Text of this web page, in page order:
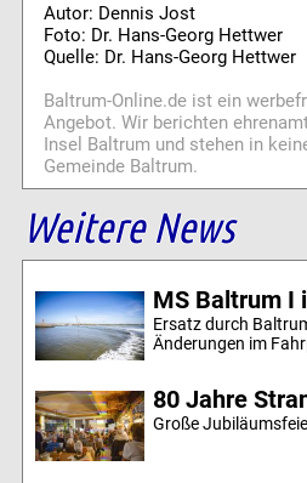
Autor: Dennis Jost
Foto: Dr. Hans-Georg Hettwer
Quelle: Dr. Hans-Georg Hettwer
Baltrum-Online.de ist ein
Angebot. Wir berichten
Insel Baltrum und stehen in
Gemeinde Baltrum.
Weitere News
MS Baltrum I
Ersatz durch
Änderungen im
80 Jahre
Große